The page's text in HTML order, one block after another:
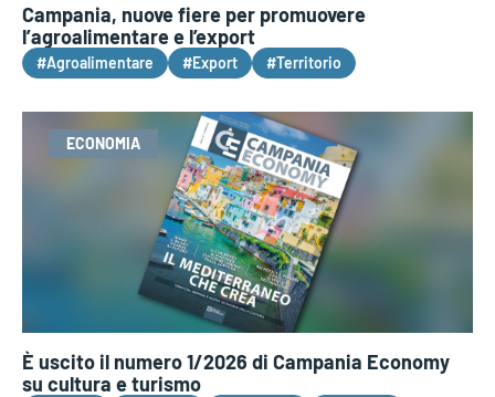
Campania, nuove fiere per promuovere
l’agroalimentare e l’export
#Agroalimentare #Export #Territorio
ECONOMIA
È uscito il numero 1/2026 di Campania Economy
su cultura e turismo